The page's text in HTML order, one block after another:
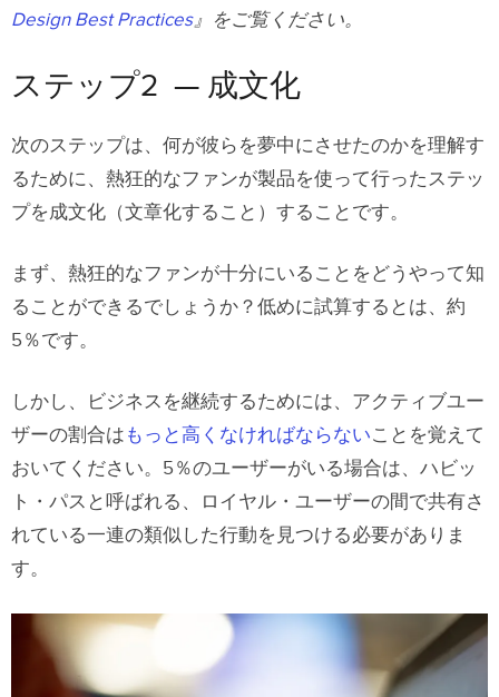
Design Best Practices』をご覧ください。
ステップ2 — 成文化
次のステップは、何が彼らを夢中にさせたのかを理解す
るために、熱狂的なファンが製品を使って行ったステッ
プを成文化（文章化すること）することです。
まず、熱狂的なファンが十分にいることをどうやって知
ることができるでしょうか？低めに試算するとは、約
5％です。
しかし、ビジネスを継続するためには、アクティブユー
ザーの割合は もっと高くなければならないことを覚えて
おいてください。5％のユーザーがいる場合は、ハビッ
ト・パスと呼ばれる、ロイヤル・ユーザーの間で共有さ
れている一連の類似した行動を見つける必要がありま
す。